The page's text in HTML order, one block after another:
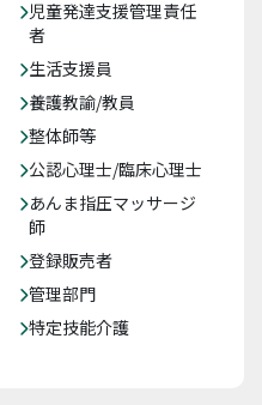
児童発達支援管理責任
者
生活支援員
養護教諭/教員
整体師等
公認心理士/臨床心理士
あんま指圧マッサージ
師
登録販売者
管理部門
特定技能介護